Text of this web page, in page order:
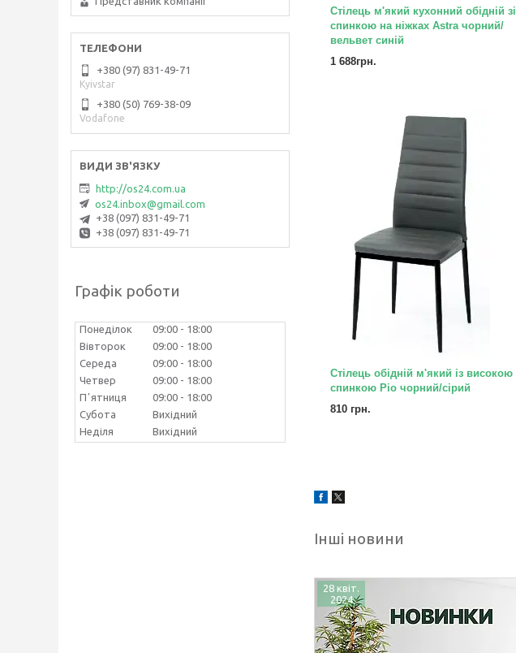
Стілець м'який кухонний обідній зі
спинкою на ніжках Astra чорний/
вельвет синій
1 688грн.
Стілець обідній м'який із високою
спинкою Ріо чорний/сірий
810 грн.
Інші новини
28 квіт.
2024
+380 (97) 831-49-71
Kyivstar
+380 (50) 769-38-09
Vodafone
http://os24.com.ua
os24.inbox@gmail.com
+38 (097) 831-49-71
+38 (097) 831-49-71
Графік роботи
Понеділок 09:00
18:00
Вівторок
09:00
18:00
Середа
09:00
18:00
Четвер
09:00
18:00
Пʼятниця
09:00
18:00
Субота
Вихідний
Неділя
Вихідний